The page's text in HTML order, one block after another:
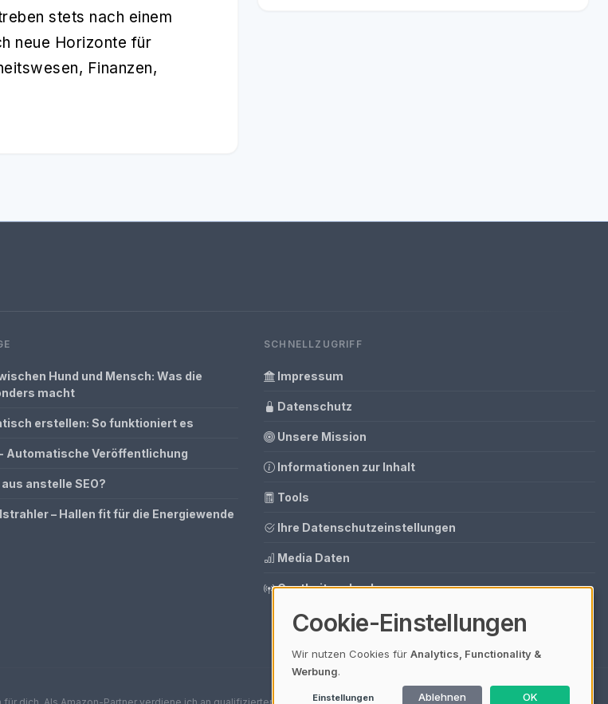
stets nach einem
neue Horizonte für
Finanzen,
Hund und Mensch: Was die
macht
erstellen: So funktioniert es
Automatische Veröffentlichung
anstelle SEO?
– Hallen fit für die Energiewende
SCHNELLZUGRIFF
Impressum
Datenschutz
Unsere Mission
Informationen zur Inhalt
Tools
Ihre Datenschutzeinstellungen
Media Daten
Gastbeitrag buchen
Cookie-Einstellungen
Wir nutzen Cookies für Analytics, Functionality &
Werbung.
Einstellungen Ablehnen OK